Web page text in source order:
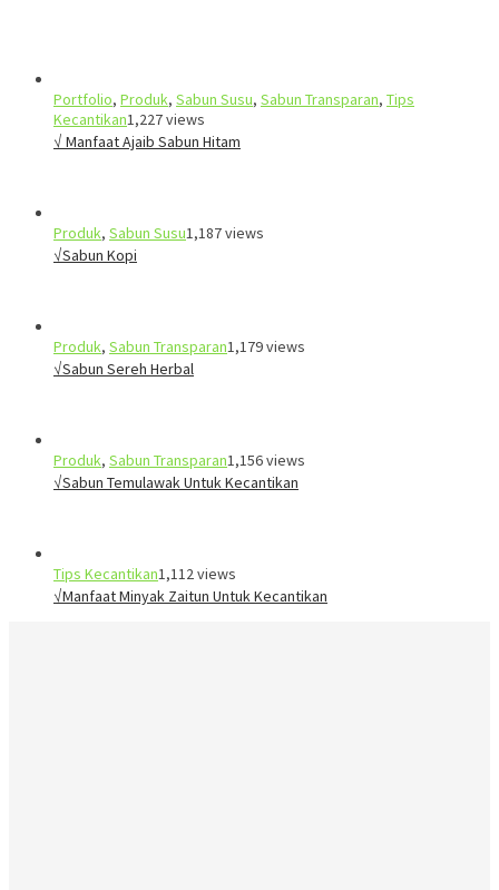
Portfolio, Produk, Sabun Susu, Sabun Transparan, Tips
Kecantikan1,227 views
√ Manfaat Ajaib Sabun Hitam
Produk, Sabun Susu1,187 views
√Sabun Kopi
Produk, Sabun Transparan1,179 views
√Sabun Sereh Herbal
Produk, Sabun Transparan1,156 views
√Sabun Temulawak Untuk Kecantikan
Tips Kecantikan1,112 views
√Manfaat Minyak Zaitun Untuk Kecantikan